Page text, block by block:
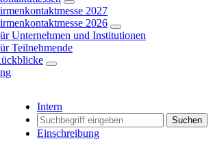
2027
2026
Unternehmen und Institutionen
Teilnehmende
Intern
Suchen
Einschreibung